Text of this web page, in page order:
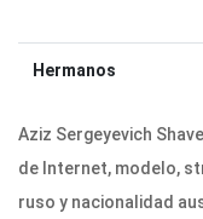
Hermanos
Aziz Sergeyevich
de Internet, modelo,
ruso y nacionalidad